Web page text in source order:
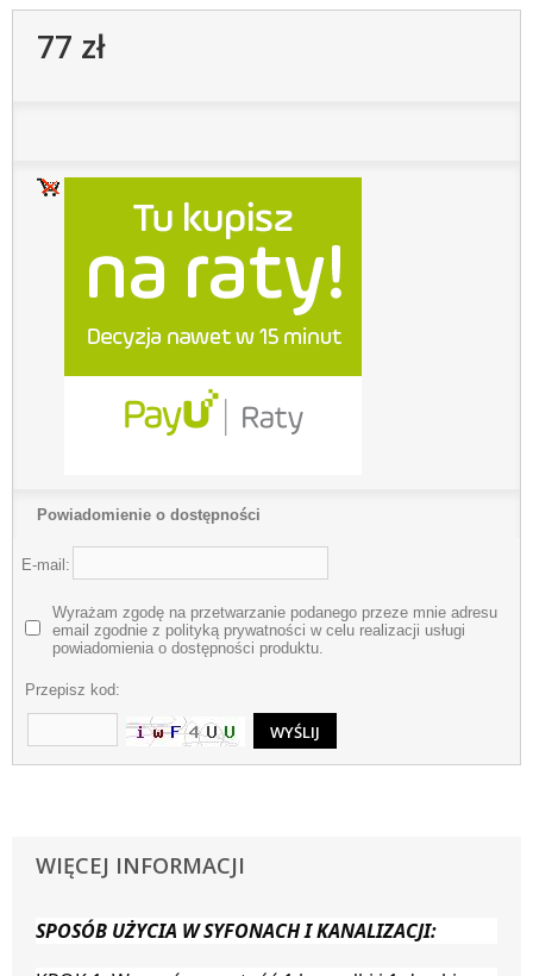
77 zł
Powiadomienie o dostępności
E-mail:
Wyrażam zgodę na przetwarzanie podanego przeze mnie adresu
email zgodnie z polityką prywatności w celu realizacji usługi
powiadomienia o dostępności produktu.
Przepisz kod:
WIĘCEJ INFORMACJI
SPOSÓB UŻYCIA W SYFONACH I KANALIZACJI: